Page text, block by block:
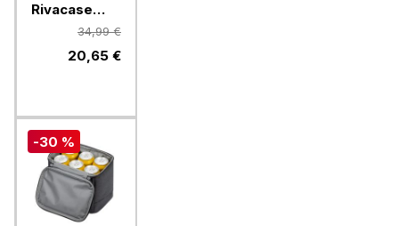
Rivacase
5726, 23 l za
24 pločevink
34,99 €
20,65 €
-30 %